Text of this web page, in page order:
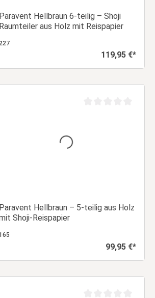
Paravent Hellbraun 6-teilig – Shoji
Raumteiler aus Holz mit Reispapier
Regulärer Preis:
119,95 €*
Paravent Hellbraun – 5-teilig aus Holz
Shoji-Reispapier
Regulärer Preis:
99,95 €*